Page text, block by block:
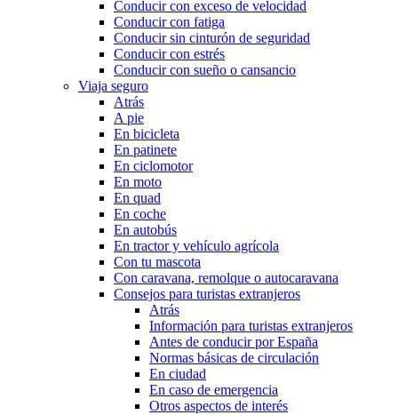
Conducir con exceso de velocidad
Conducir con fatiga
Conducir sin cinturón de seguridad
Conducir con estrés
Conducir con sueño o cansancio
Viaja seguro
Atrás
A pie
En bicicleta
En patinete
En ciclomotor
En moto
En quad
En coche
En autobús
En tractor y vehículo agrícola
Con tu mascota
Con caravana, remolque o autocaravana
Consejos para turistas extranjeros
Atrás
Información para turistas extranjeros
Antes de conducir por España
Normas básicas de circulación
En ciudad
En caso de emergencia
Otros aspectos de interés